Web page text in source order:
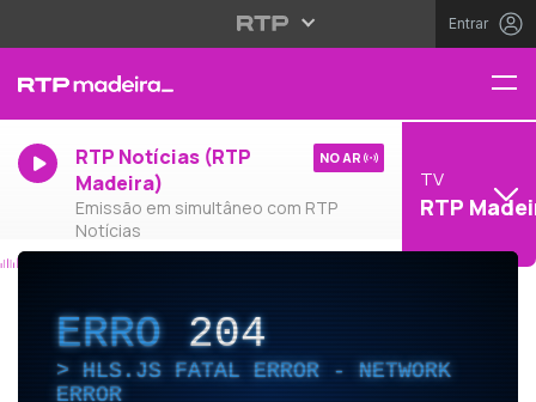
Entrar
RTP Notícias (RTP
Madeira)
Emissão em simultâneo com RTP
Notícias
NO AR
TV
RTP
ERRO204
HLS.JS FATAL ERROR - NETWORK
ERROR